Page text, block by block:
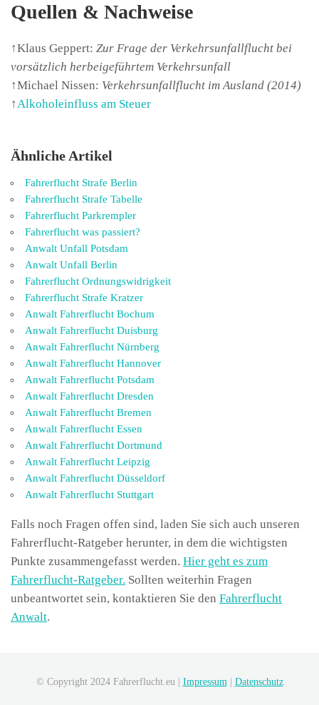
Quellen & Nachweise
↑Klaus Geppert: Zur Frage der Verkehrsunfallflucht bei
vorsätzlich herbeigeführtem Verkehrsunfall
↑Michael Nissen: Verkehrsunfallflucht im Ausland (2014)
↑Alkoholeinfluss am Steuer
Ähnliche Artikel
Fahrerflucht Strafe Berlin
Fahrerflucht Strafe Tabelle
Fahrerflucht Parkrempler
Fahrerflucht was passiert?
Anwalt Unfall Potsdam
Anwalt Unfall Berlin
Fahrerflucht Ordnungswidrigkeit
Fahrerflucht Strafe Kratzer
Anwalt Fahrerflucht Bochum
Anwalt Fahrerflucht Duisburg
Anwalt Fahrerflucht Nürnberg
Anwalt Fahrerflucht Hannover
Anwalt Fahrerflucht Potsdam
Anwalt Fahrerflucht Dresden
Anwalt Fahrerflucht Bremen
Anwalt Fahrerflucht Essen
Anwalt Fahrerflucht Dortmund
Anwalt Fahrerflucht Leipzig
Anwalt Fahrerflucht Düsseldorf
Anwalt Fahrerflucht Stuttgart
Falls noch Fragen offen sind, laden Sie sich auch unseren
Fahrerflucht-Ratgeber herunter, in dem die wichtigsten
Punkte zusammengefasst werden. Hier geht es zum
Fahrerflucht-Ratgeber. Sollten weiterhin Fragen
unbeantwortet sein, kontaktieren Sie den Fahrerflucht
Anwalt.
© Copyright 2024 Fahrerflucht.eu | Impressum| Datenschutz